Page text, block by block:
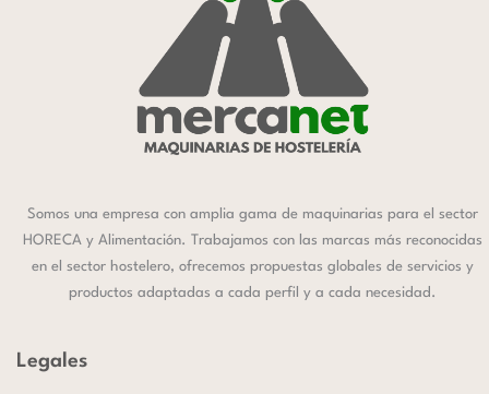
Somos una empresa con amplia gama de maquinarias para el sector
HORECA y Alimentación. Trabajamos con las marcas más reconocidas
en el sector hostelero, ofrecemos propuestas globales de servicios y
productos adaptadas a cada perfil y a cada necesidad.
Legales